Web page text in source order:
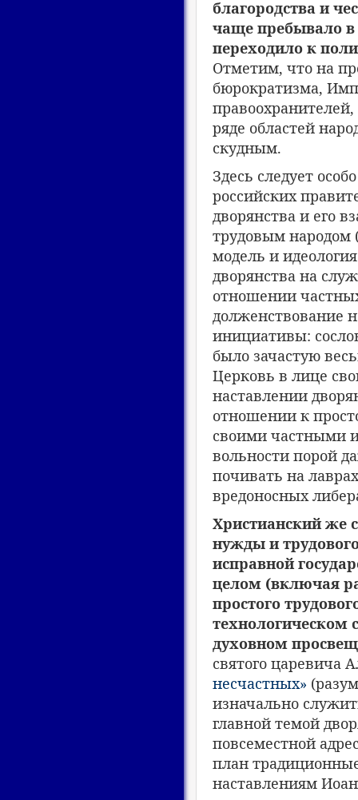
благородства и
чаще пребывало в
переходило к
Отметим, что на
бюрократизма,
правоохранителей,
ряде областей
скудным.
Здесь следует
российских
дворянства и его
трудовым народом
модель и
дворянства на
отношении
долженствование
инициативы:
было зачастую
Церковь в лице
наставлении
отношении к
своими частными
вольности порой
почивать на
вредоносных
Христианский же
нужды и
исправной
целом (включая
простого
технологическом
духовном
святого царевича
несчастных»
изначально
главной темой
повсеместной
план
наставлениям